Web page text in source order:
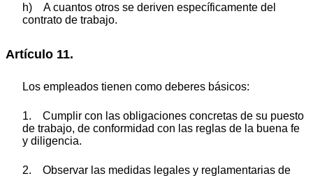
h) A cuantos otros se deriven específicamente del
contrato de trabajo.
Artículo 11.
Los empleados tienen como deberes básicos:
1. Cumplir con las obligaciones concretas de su puesto
de trabajo, de conformidad con las reglas de la buena fe
y diligencia.
2. Observar las medidas legales y reglamentarias de